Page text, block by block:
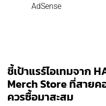
AdSense
ชี้เป้าแรร์ไอเทมจาก
Merch Store ที่สายค
ควรซื้อมาสะสม